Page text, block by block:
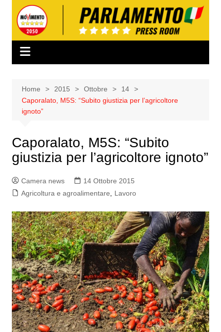
contenuto
Home 2015 Ottobre
14
Caporalato, M5S: “Subito giustizia per l’agricoltore
ignoto”
Caporalato, M5S: “Subito
giustizia per l’agricoltore ignoto”
Camera news
14 Ottobre 2015
Agricoltura e agroalimentare
Lavoro